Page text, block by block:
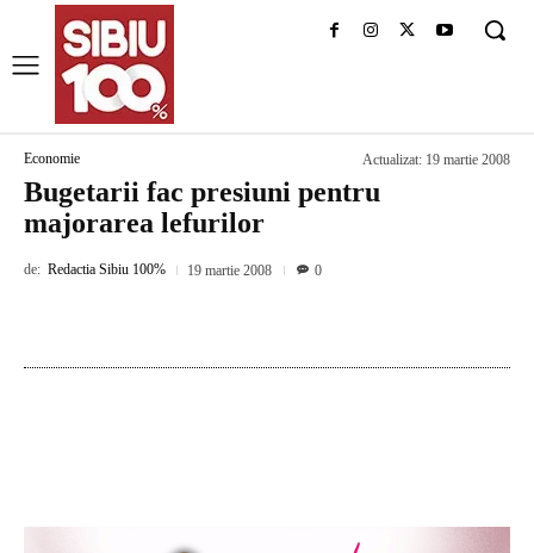
Economie Actualizat: 19 martie 2008
Bugetarii fac presiuni pentru
majorarea lefurilor
de: Redactia Sibiu 100% 19 martie 2008 0